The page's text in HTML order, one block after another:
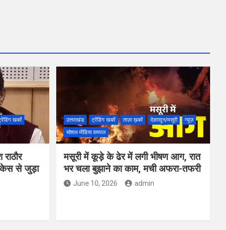
खबरें
केस से जुड़ा
उत्तराखंड ट्रेंडिंग खबरें ताज़ा ख़बरें देहरादून/मसूरी
न्यूज़
सोशल मीडिया वायरल
मसूरी में कूड़े के ढेर में लगी भीषण आग, रात
भर चला बुझाने का काम, मची अफरा-तफरी
June 10, 2026 admin